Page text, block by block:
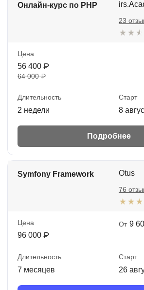
Онлайн-курс по PHP
23
Цена
56 400 ₽
64 000 ₽
Длительность
2 недели
Старт
8
Подробнее
Symfony Framework Otus
76
Цена
96 000 ₽
От 9
Длительность
7 месяцев
Старт
26